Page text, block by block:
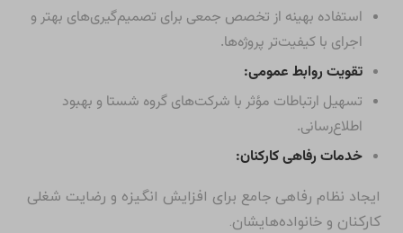
استفاده بهینه از تخصص جمعی برای تصمیم‌گیری‌های بهتر و
اجرای با کیفیت‌تر پروژه‌ها.
تقویت روابط عمومی:
تسهیل ارتباطات مؤثر با شرکت‌های گروه شستا و بهبود
اطلاع‌رسانی.
خدمات رفاهی کارکنان:
ایجاد نظام رفاهی جامع برای افزایش انگیزه و رضایت شغلی
کارکنان و خانواده‌هایشان.